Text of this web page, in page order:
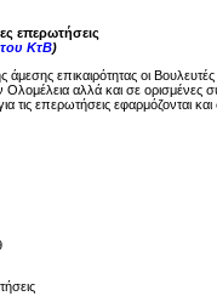
επερωτήσεις
ΚτΒ)
άμεσης επικαιρότητας οι
Ολομέλεια αλλά και σε ορισμένες
τις επερωτήσεις εφαρμόζονται